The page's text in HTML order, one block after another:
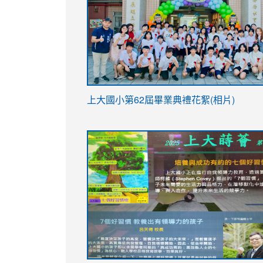
link
YfDQppRvyMk686kIw6SBbssEIZ6WnT/
usp=sharing
上大國小第62屆畢業典禮花絮(相片)
to
https://drive.google.com/file/d/1I-
YfDQppRvyMk686kIw6SBbssEIZ6WnT/
usp=sharing
to
https://sites.google.com/stes.tyc.edu.tw/